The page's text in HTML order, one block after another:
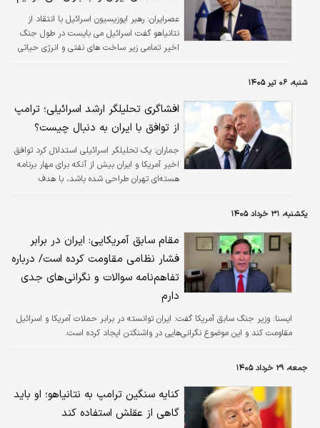
عصرایران: رهبر اپوزیسیون اسرائیل با انتقاد از
نتانیاهو گفت اسرائیل می بایست در طول جنگ
اخیر تمامی زیر ساخت های نفتی و انرژی حیاتی
شنبه، ۰۶ تیر ۱۴۰۵
افشاگری تحلیلگر ارشد اسرائیلی؛ ترامپ
از توافق با ایران به دنبال چیست؟
جماران: یک تحلیلگر اسرائیلی استدلال کرد توافق
اخیر آمریکا و ایران بیش از آنکه برای مهار برنامه
هسته‌ای تهران طراحی شده باشد، با هدف
یکشنبه، ۳۱ خرداد ۱۴۰۵
مقام سابق آمریکایی: ایران در برابر
فشار نظامی مقاومت کرده است/ درباره
تفاهم‌نامه سوالات و نگرانی‌های جدی
دارم
ايسنا: وزیر جنگ سابق آمریکا گفت: ایران توانسته در برابر حملات آمریکا و اسرائیل
مقاومت کند و این موضوع نگرانی‌هایی در واشنگتن ایجاد کرده است.
جمعه، ۲۹ خرداد ۱۴۰۵
کنایه سنگین ترامپ به نتانیاهو؛ او باید
گاهی از عقلش استفاده کند